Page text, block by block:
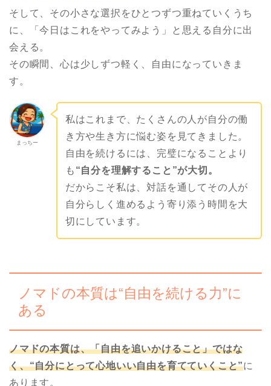
そして、その小さな選択をひとつずつ重ねていくうち
に、「今日はこれをやってみよう」と思える自分に出
会える。
その瞬間、心は少しずつ軽く、自由になっていきま
す。
まっちー
私はこれまで、たくさんの人が自分の働
き方や生き方に悩む姿を見てきました。
自由を続けるには、完璧になることより
も “自分を理解すること”が大切。
だからこそ私は、対話を通してその人が
自分らしく進めるよう寄り添う時間を大
切にしています。
ノマドの本質は“自由を続ける力”に
ある
ノマドの本質は、「自由を追いかけること」ではな
く、“自分にとって心地いい自由を育てていくこと”に
あります。